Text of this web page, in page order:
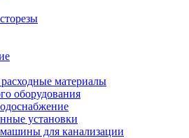
материалы
оборудования
установки
для канализации